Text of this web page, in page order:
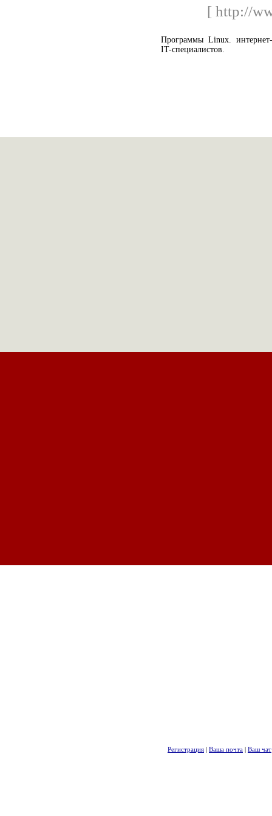
[ http://
Программы Linux.
IT-специалистов.
Регистрация | Ваша почта | Ваш чат